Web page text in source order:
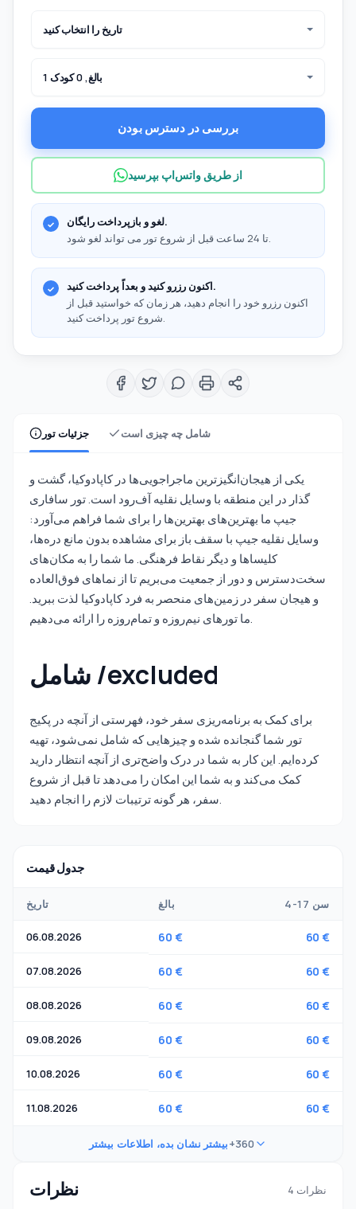
جزئیات تور شامل چه چیزی است
یکی از هیجان‌انگیزترین ماجراجویی‌ها در کاپادوکیا، گشت و
گذار در این منطقه با وسایل نقلیه آف‌رود است. تور سافاری
جیپ ما بهترین‌های بهترین‌ها را برای شما فراهم می‌آورد:
وسایل نقلیه جیپ با سقف باز برای مشاهده بدون مانع دره‌ها،
کلیساها و دیگر نقاط فرهنگی. ما شما را به مکان‌های
سخت‌دسترس و دور از جمعیت می‌بریم تا از نماهای فوق‌العاده
و هیجان سفر در زمین‌های منحصر به فرد کاپادوکیا لذت ببرید.
ما تورهای نیم‌روزه و تمام‌روزه را ارائه می‌دهیم.
شامل /excluded
برای کمک به برنامه‌ریزی سفر خود، فهرستی از آنچه در پکیج
تور شما گنجانده شده و چیزهایی که شامل نمی‌شود، تهیه
کرده‌ایم. این کار به شما در درک واضح‌تری از آنچه انتظار دارید
کمک می‌کند و به شما این امکان را می‌دهد تا قبل از شروع
سفر، هر گونه ترتیبات لازم را انجام دهید.
جدول قیمت
تاریخ بالغ 4-17 سن
06.08.2026 60 € 60 €
07.08.2026 60 € 60 €
08.08.2026 60 € 60 €
09.08.2026 60 € 60 €
10.08.2026 60 € 60 €
11.08.2026 60 € 60 €
بیشتر نشان بده، اطلاعات بیشتر+360
نظرات 4 نظرات
تاریخ را انتخاب کنید
1 بالغ, 0 کودک
بررسی در دسترس بودن
از طریق واتس‌اپ بپرسید
لغو و بازپرداخت رایگان.
تا 24 ساعت قبل از شروع تور می تواند لغو شود.
اکنون رزرو کنید و بعداً پرداخت کنید.
اکنون رزرو خود را انجام دهید، هر زمان که خواستید قبل از
شروع تور پرداخت کنید.